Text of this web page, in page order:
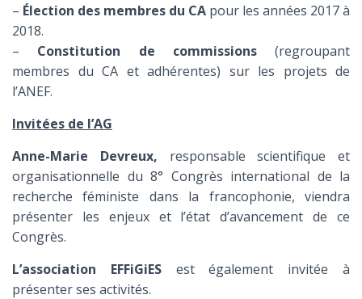
– Élection des membres du CA pour les années 2017 à
2018.
– Constitution de commissions(regroupant
membres du CA et adhérentes) sur les projets de
l’ANEF.
Invitées de l’AG
Anne-Marie Devreux, responsable scientifique et
organisationnelle du 8° Congrès international de la
recherche féministe dans la francophonie, viendra
présenter les enjeux et l’état d’avancement de ce
Congrès.
L’association EFFiGiESest également invitée à
présenter ses activités.